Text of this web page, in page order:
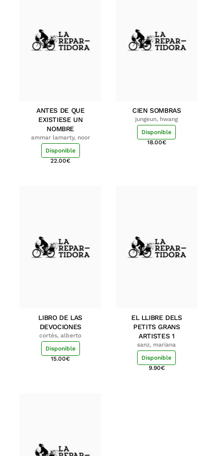
ANTES DE QUE
EXISTIESE UN
NOMBRE
ammar lamarty, noor
Disponible
22.00€
CIEN SOMBRAS
jungeun, hwang
Disponible
18.00€
LIBRO DE LAS
DEVOCIONES
cortés, alberto
Disponible
15.00€
EL LLIBRE DELS
PETITS GRANS
ARTISTES 1
sanz, mariana
Disponible
9.90€